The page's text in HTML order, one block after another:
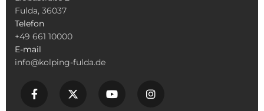
Fulda, 36037
Telefon
+49 661 10000
E-mail
info@kolping-fulda.de